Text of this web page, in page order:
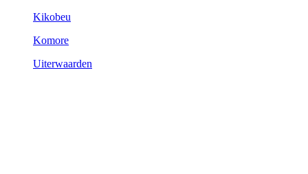
Kikobeu
Komore
Uiterwaarden